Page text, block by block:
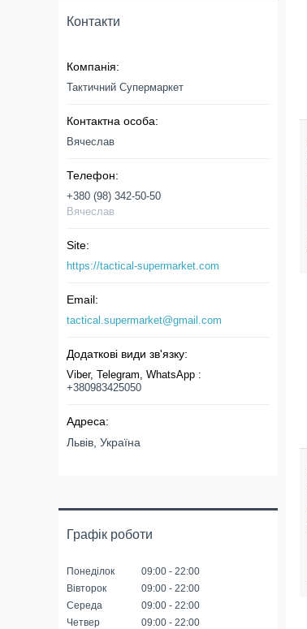
Контакти
Тактичний Супермаркет
Вячеслав
+380 (98) 342-50-50
Вячеслав
https://tactical-supermarket.com
tactical.supermarket@gmail.com
Viber, Telegram, WhatsApp
+380983425050
Львів, Україна
Графік роботи
Понеділок 09:00
22:00
Вівторок
09:00
22:00
Середа
09:00
22:00
Четвер
09:00
22:00